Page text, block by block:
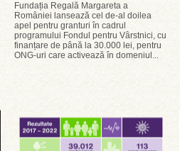
Fundația Regală Margareta a
României lansează cel de-al doilea
apel pentru granturi în cadrul
programului Fondul pentru Vârstnici, cu
finanțare de până la 30.000 lei, pentru
ONG-uri care activează în domeniul...